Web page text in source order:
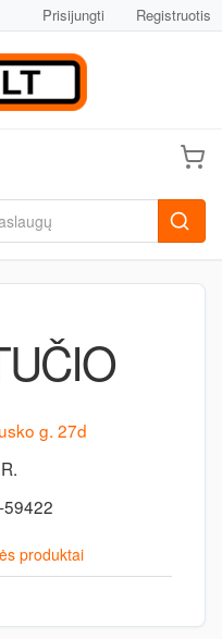
Prisijungti Registruotis
g. 27d
produktai